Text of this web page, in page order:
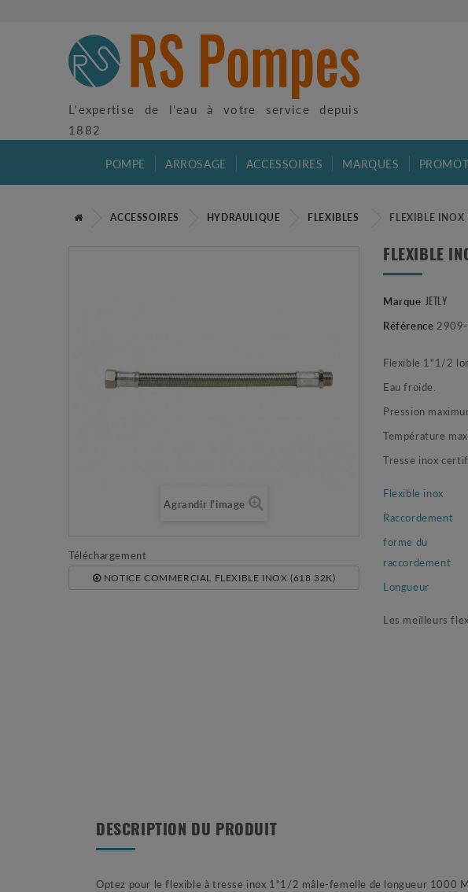
L'expertise de l'eau à votre service depuis
1882
POMPE ARROSAGE ACCESSOIRES MARQUES
ACCESSOIRES HYDRAULIQUE FLEXIBLES FLEXIBLE
Agrandir l'image
Téléchargement
NOTICE COMMERCIAL FLEXIBLE INOX (618.32K)
FLEXIBLE
Marque JETLY
Référence
Flexible 1"1/2
Eau froide.
Pression
Température
Tresse inox
Flexible inox
Raccordement
forme du
raccordement
Longueur
Les meilleurs
DESCRIPTION DU PRODUIT
Optez pour le flexible à tresse inox 1"1/2 mâle-femelle de longueur 1000